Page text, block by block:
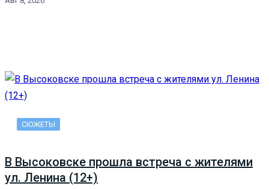
СЮЖЕТЫ
В Высоковске прошла встреча с жителями
ул. Ленина (12+)